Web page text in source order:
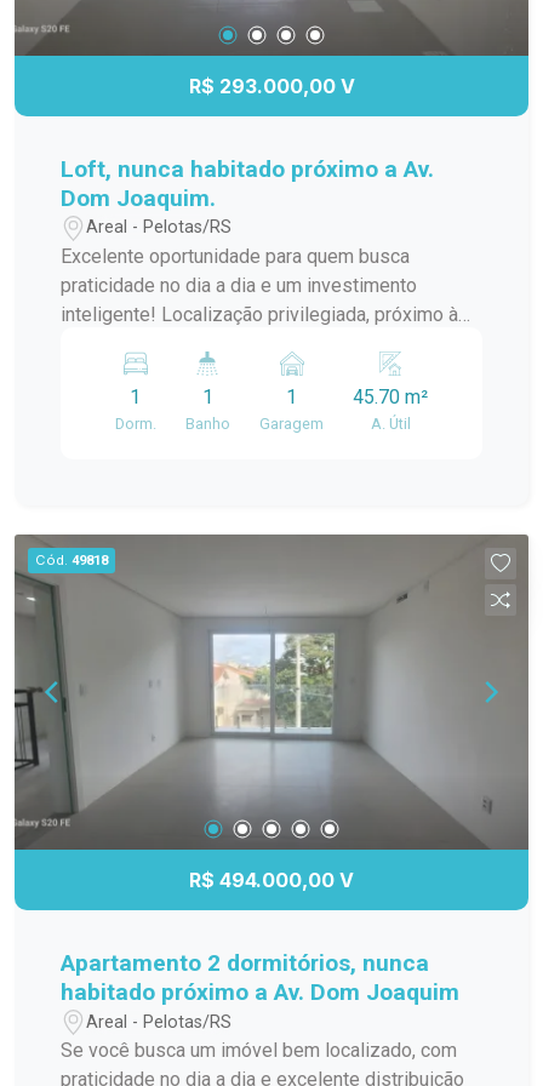
R$ 293.000,00 V
Loft, nunca habitado próximo a Av.
Dom Joaquim.
Areal - Pelotas/RS
Excelente oportunidade para quem busca
praticidade no dia a dia e um investimento
inteligente! Localização privilegiada, próximo à
serviços e tudo o que você precisa. Diferenciais
do imóvel: Loft nunca habitado Planta compacta e
funcional Garagem privativa Ideal para quem
1
Dorm.
1
Banho
1
Garagem
45.70 m²
A. Útil
Cód. 49818
R$ 494.000,00 V
Apartamento 2 dormitórios, nunca
habitado próximo a Av. Dom Joaquim
Areal - Pelotas/RS
Se você busca um imóvel bem localizado, com
praticidade no dia a dia e excelente distribuição